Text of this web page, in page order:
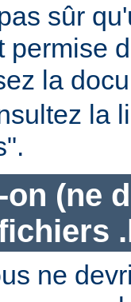
sûr
permise
la
la
(ne
ne